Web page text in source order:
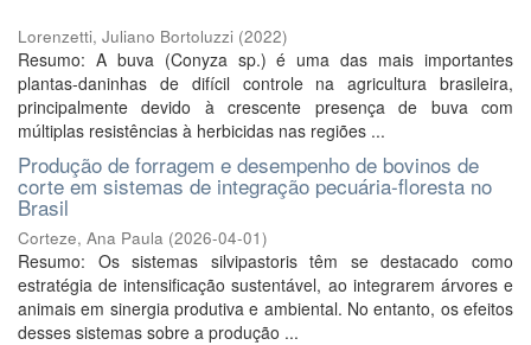
Lorenzetti, Juliano Bortoluzzi (2022)
Resumo: A buva (Conyza sp.) é uma das mais importantes
plantas-daninhas de difícil controle na agricultura brasileira,
principalmente devido à crescente presença de buva com
múltiplas resistências à herbicidas nas regiões ...
Produção de forragem e desempenho de bovinos de
corte em sistemas de integração pecuária-floresta no
Brasil
Corteze, Ana Paula (2026-04-01)
Resumo: Os sistemas silvipastoris têm se destacado como
estratégia de intensificação sustentável, ao integrarem árvores e
animais em sinergia produtiva e ambiental. No entanto, os efeitos
desses sistemas sobre a produção ...